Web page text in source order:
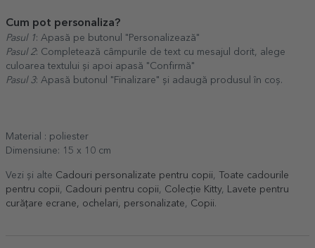
Cum pot personaliza?
Pasul 1: Apasă pe butonul "Personalizează"
Pasul 2: Completează câmpurile de text cu mesajul dorit, alege
culoarea textului și apoi apasă "Confirmă"
Pasul 3: Apasă butonul "Finalizare" și adaugă produsul în coș.
Material : poliester
Dimensiune: 15 x 10 cm
Vezi și alte Cadouri personalizate pentru copii, Toate cadourile
pentru copii, Cadouri pentru copii, Colecție Kitty, Lavete pentru
curățare ecrane, ochelari, personalizate, Copii.